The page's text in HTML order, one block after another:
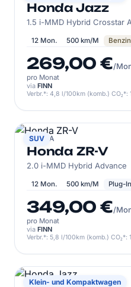
Honda Jazz
1.5 i-MMD Hybrid Crosstar
12 Mon. 500 km/M Benzin
269,00 €/
pro Monat
via FINN
Verbr.*: 4,8 l/100km (komb.)
SUV
HONDA
Honda ZR-V
2.0 i-MMD Hybrid Advance
12 Mon. 500 km/M Plug-
349,00 €/
pro Monat
via FINN
Verbr.*: 5,8 l/100km (komb.) CO₂*:
Klein- und Kompaktwagen
HONDA